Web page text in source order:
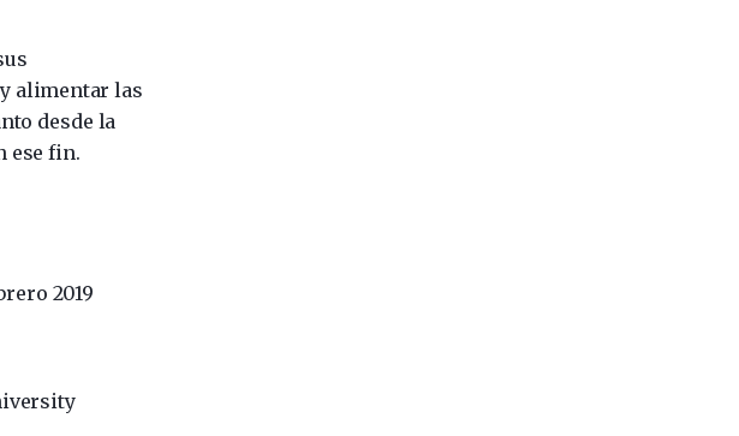
alimentar las
desde la
ese fin.
2019